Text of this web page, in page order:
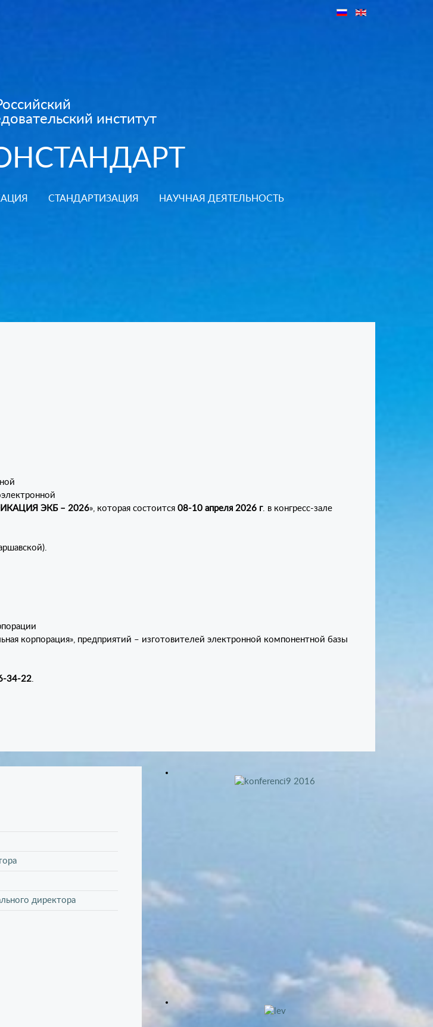
институт
СТАНДАРТИЗАЦИЯ НАУЧНАЯ ДЕЯТЕЛЬНОСТЬ
ЭКБ – 2026», которая состоится 08-10 апреля 2026 г. в конгресс-зале
корпорация», предприятий – изготовителей электронной компонентной базы
34-22.
директора
Левин Роман Григорьевич назначен на
должность временного генерального
директора»